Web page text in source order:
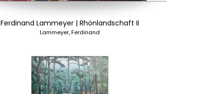
Ferdinand Lammeyer | Rhönlandschaft II
Lammeyer, Ferdinand